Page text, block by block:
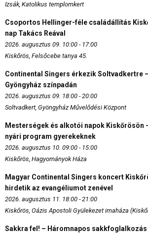
Izsák, Katolikus templomkert
Csoportos Hellinger-féle családállítás
nap Takács Reával
2026. augusztus 09. 10:00 - 17:00
Kiskőrös, Felsőcebe tanya 45.
Continental Singers érkezik Soltvadkertre
Gyöngyház színpadán
2026. augusztus 09. 18:00 - 20:00
Soltvadkert, Gyöngyház Művelődési Központ
Mesterségek és alkotói napok Kiskőrösön
nyári program gyerekeknek
2026. augusztus 10. 09:00 - 15:00
Kiskőrös, Hagyományok Háza
Magyar Continental Singers koncert
hirdetik az evangéliumot zenével
2026. augusztus 11. 18:00 - 21:00
Kiskőrös, Oázis Apostoli Gyülekezet imaháza
Sakkra fel! – Háromnapos